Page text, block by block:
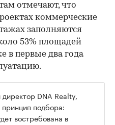
отмечают, что
коммерческие
заполняются
53% площадей
в первые два года
DNA Realty,
подбора:
востребована в